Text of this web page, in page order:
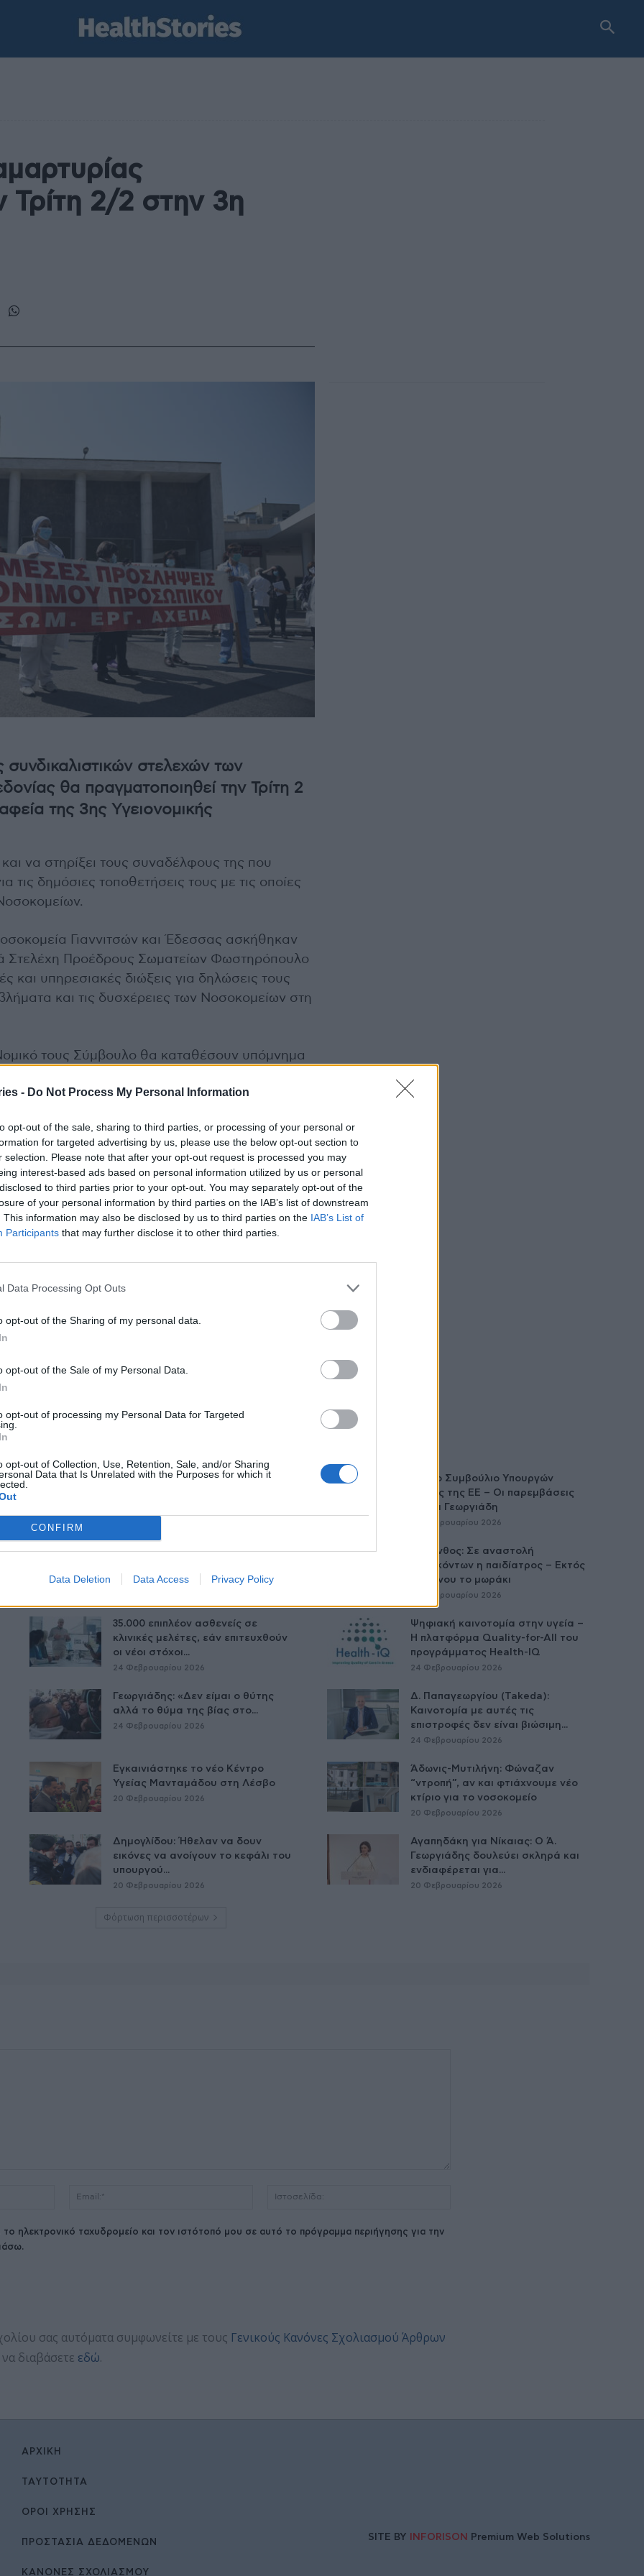
- Do Not Process My Personal Information
opt-out of the sale, sharing to third parties, or processing of your personal or
for targeted advertising by us, please use the below opt-out section to
selection. Please note that after your opt-out request is processed you may
interest-based ads based on personal information utilized by us or personal
to third parties prior to your opt-out. You may separately opt-out of the
of your personal information by third parties on the IAB’s list of downstream
This information may also be disclosed by us to third parties on the IAB’s List of
Participants that may further disclose it to other third parties.
Data Processing Opt Outs
opt-out of the Sharing of my personal data.
opt-out of the Sale of my Personal Data.
opt-out of processing my Personal Data for Targeted
opt-out of Collection, Use, Retention, Sale, and/or Sharing
Data that Is Unrelated with the Purposes for which it
CONFIRM
Data Deletion Data Access Privacy Policy
Τρίτη 2/2 στην 3η
στελεχών των
θα πραγματοποιηθεί την Τρίτη 2
της 3ης Υγειονομικής
να στηρίξει τους συναδέλφους της που
τις δημόσιες τοποθετήσεις τους με τις οποίες
Γιαννιτσών και Έδεσσας ασκήθηκαν
Στελέχη Προέδρους Σωματείων Φωστηρόπουλο
και υπηρεσιακές διώξεις για δηλώσεις τους
και τις δυσχέρειες των Νοσοκομείων στη
τους Σύμβουλο θα καταθέσουν υπόμνημα
καταχρηστικές διώξεις και θα ζητήσουν
πράξεων”.
των σωματείων σελών της Κεντρικής
έξω από την ΥΠΕ την Τρίτη 2/2/2021 στις
ΠΟΕΔΗΝ συγκέντρωση υγειονομικών
Θριάσιο: 4ωρη στάση εργασίας
Άτυπο Συμβούλιο Υπουργών
Υγείας της ΕE – Οι παρεμβάσεις
Άδωνι Γεωργιάδη
26 Φεβρουαρίου 2026
Άδωνις: “Αστοχία” η διαχείριση
Στη Σκύρο...
Ζάκυνθος: Σε αναστολή
καθηκόντων η παιδίατρος – Εκτός
κινδύνου το μωράκι
25 Φεβρουαρίου 2026
35.000 επιπλέον ασθενείς σε
κλινικές μελέτες, εάν επιτευχθούν
οι νέοι στόχοι...
24 Φεβρουαρίου 2026
Ψηφιακή καινοτομία στην υγεία –
H πλατφόρμα Quality-for-All του
προγράμματος Health-IQ
24 Φεβρουαρίου 2026
Γεωργιάδης: «Δεν είμαι ο θύτης
αλλά το θύμα της βίας στο...
24 Φεβρουαρίου 2026
Δ. Παπαγεωργίου (Takeda):
Καινοτομία με αυτές τις
επιστροφές δεν είναι βιώσιμη...
24 Φεβρουαρίου 2026
Εγκαινιάστηκε το νέο Κέντρο
Υγείας Μανταμάδου στη Λέσβο
20 Φεβρουαρίου 2026
Άδωνις-Μυτιλήνη: Φώναζαν
“ντροπή”, αν και φτιάχνουμε νέο
κτίριο για το νοσοκομείο
20 Φεβρουαρίου 2026
Δημογλίδου: Ήθελαν να δουν
εικόνες να ανοίγουν το κεφάλι του
υπουργού...
20 Φεβρουαρίου 2026
Αγαπηδάκη για Νίκαιας: Ο Ά.
Γεωργιάδης δουλεύει σκληρά και
ενδιαφέρεται για...
20 Φεβρουαρίου 2026
Φόρτωση περισσοτέρων
ηλεκτρονικό ταχυδρομείο και τον ιστότοπό μου σε αυτό το πρόγραμμα περιήγησης για την
σας αυτόματα συμφωνείτε με τους Γενικούς Κανόνες Σχολιασμού Άρθρων
διαβάσετε εδώ.
ΑΡΧΙΚΉ
ΤΑΥΤΌΤΗΤΑ
ΌΡΟΙ ΧΡΉΣΗΣ
ΠΡΟΣΤΑΣΙΑ ΔΕΔΟΜΕΝΩΝ
ΚΑΝΟΝΕΣ ΣΧΟΛΙΑΣΜΟΥ
SITE BY INFORISON Premium Web Solutions